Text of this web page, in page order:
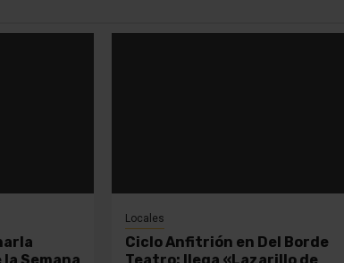
Semana
Locales
Ciclo Anfitrión en Del Borde
Teatro: llega «Lazarillo de